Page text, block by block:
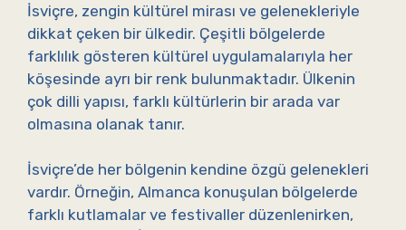
İsviçre, zengin kültürel mirası ve gelenekleriyle
dikkat çeken bir ülkedir. Çeşitli bölgelerde
farklılık gösteren kültürel uygulamalarıyla her
köşesinde ayrı bir renk bulunmaktadır. Ülkenin
çok dilli yapısı, farklı kültürlerin bir arada var
olmasına olanak tanır.
İsviçre’de her bölgenin kendine özgü gelenekleri
vardır. Örneğin, Almanca konuşulan bölgelerde
farklı kutlamalar ve festivaller düzenlenirken,